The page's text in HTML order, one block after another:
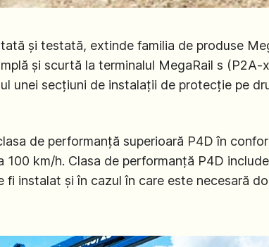
și testată, extinde familia de produse
și scurtă la terminalul MegaRail s (P2A-
unei secțiuni de instalații de protecție pe
de performanță superioară P4D în
km/h. Clasa de performanță P4D
instalat și în cazul în care este necesară